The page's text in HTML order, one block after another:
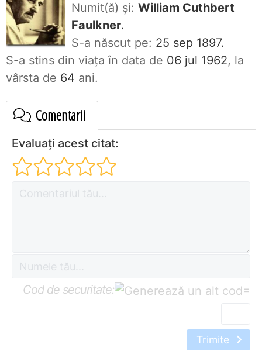
Numit(ă) și: William Cuthbert
Faulkner.
S-a născut pe: 25 sep 1897.
S-a stins din viaţa în data de 06 jul 1962, la
vârsta de 64 ani.
Comentarii
Evaluați acest citat:
Cod de securitate: =
Trimite